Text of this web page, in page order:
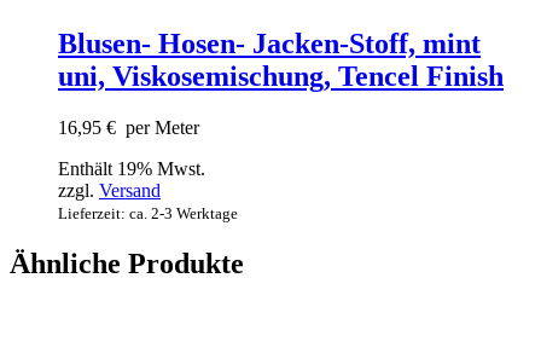
Blusen- Hosen- Jacken-Stoff, mint
uni, Viskosemischung, Tencel Finish
16,95 € per Meter
Enthält 19% Mwst.
zzgl. Versand
Lieferzeit: ca. 2-3 Werktage
Ähnliche Produkte